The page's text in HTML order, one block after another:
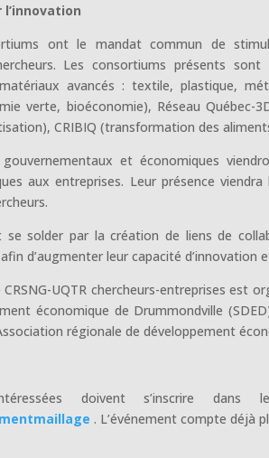
ont le mandat commun de
Les consortiums présents
avancés : textile, plastique,
verte, bioéconomie), Réseau
CRIBIQ (transformation des
gouvernementaux et économiques
aux entreprises. Leur présence
solder par la création de liens de
d’augmenter leur capacité d’innovation
CRSNG-UQTR chercheurs-entreprises est
économique de Drummondville
régionale de développement
doivent s’inscrire
. L’événement compte déjà